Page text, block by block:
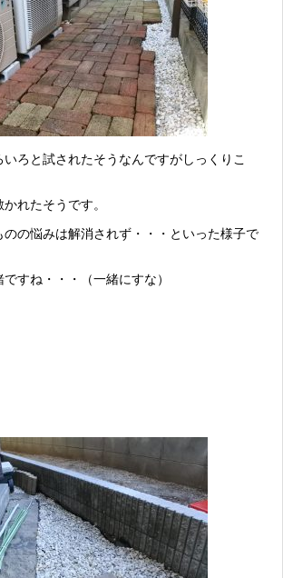
ろと試されたそうなんですがしっくりこ
れたそうです。
のの悩みは解消されず・・・といった様子で
すね・・・（一緒にすな）